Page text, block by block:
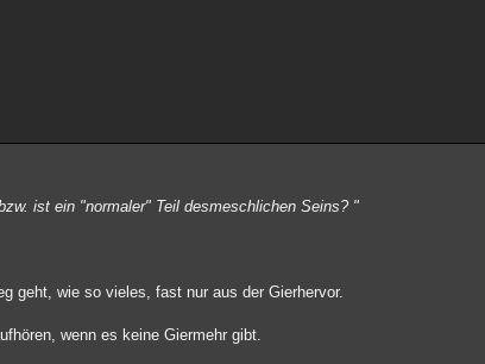
ist ein "normaler" Teil desmeschlichen Seins? "
geht, wie so vieles, fast nur aus der Gierhervor.
wenn es keine Giermehr gibt.